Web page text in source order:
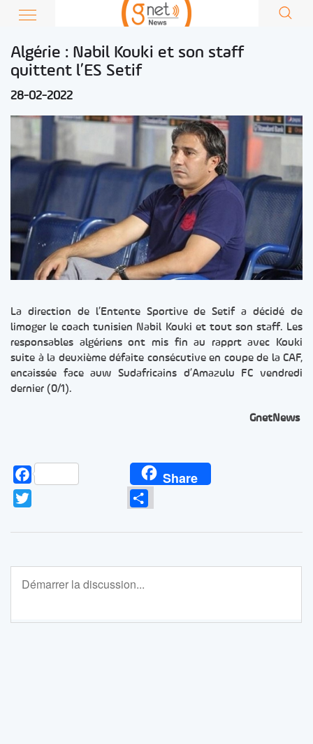
Algérie : Nabil Kouki et son staff
quittent l’ES Setif
28-02-2022
La direction de l’Entente Sportive de Setif a décidé de
limoger le coach tunisien Nabil Kouki et tout son staff. Les
responsables algériens ont mis fin au rapprt avec Kouki
suite à la deuxième défaite consécutive en coupe de la CAF,
encaissée face auw Sudafricains d’Amazulu FC vendredi
dernier (0/1).
GnetNews
Facebook Share